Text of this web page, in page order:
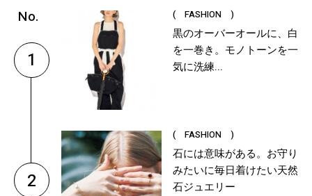
1
( FASHION )
黒のオーバーオールに、白
を一巻き。モノトーンを一
気に洗練...
2
( FASHION )
石には意味がある。お守り
みたいに毎日着けたい天然
石ジュエリー